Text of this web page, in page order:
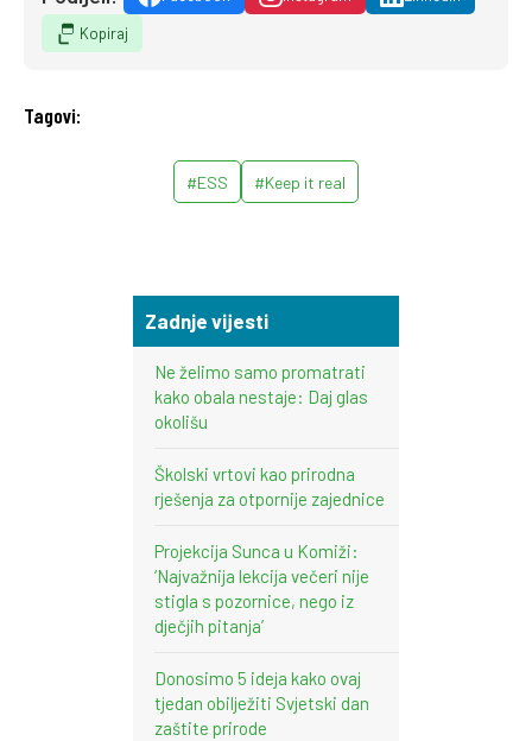
Kopiraj
Tagovi:
#ESS #Keep it real
Zadnje vijesti
Ne želimo samo promatrati
kako obala nestaje: Daj glas
okolišu
Školski vrtovi kao prirodna
rješenja za otpornije zajednice
Projekcija Sunca u Komiži:
‘Najvažnija lekcija večeri nije
stigla s pozornice, nego iz
dječjih pitanja’
Donosimo 5 ideja kako ovaj
tjedan obilježiti Svjetski dan
zaštite prirode